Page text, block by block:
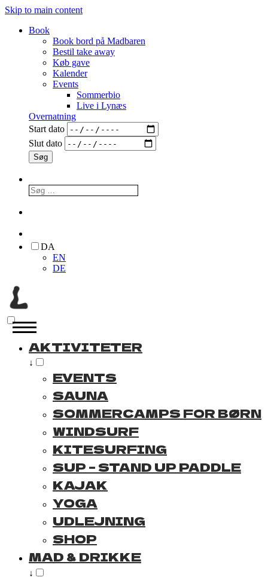
Skip to main content
Book
Book bord på Madbaren
Bestil take away
Køb gave
Kalender
Events
Sommerbio
Live i Lynæs
Overnatning
Start dato
Slut dato
DA
EN
DE
AKTIVITETER
↓
EVENTS
SAUNA
SOMMERCAMPS FOR BØRN
WINDSURF
KITESURFING
SUP – STAND UP PADDLE
KAJAK
YOGA
UDLEJNING
SHOP
MAD & DRIKKE
↓